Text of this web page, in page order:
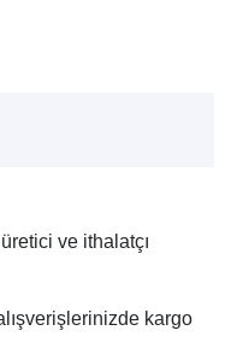
ve ithalatçı
kargo